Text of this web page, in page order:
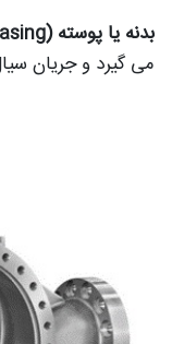
بدنه یا پوسته (Casing):
می گیرد و جریان